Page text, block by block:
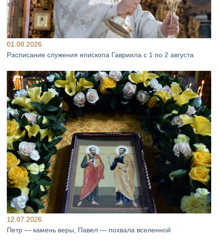
01.08.2026
Расписание служения епископа Гавриила с 1 по 2 августа
12.07.2026
Петр — камень веры, Павел — похвала вселенной